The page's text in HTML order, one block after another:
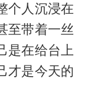
个人沉浸在
至带着一丝
是在给台上
才是今天的